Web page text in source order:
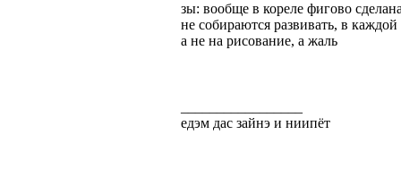
зы: вообще в кореле фигово
не собираются развивать, в
а не на рисование, а жаль
едэм дас зайнэ и ниипёт